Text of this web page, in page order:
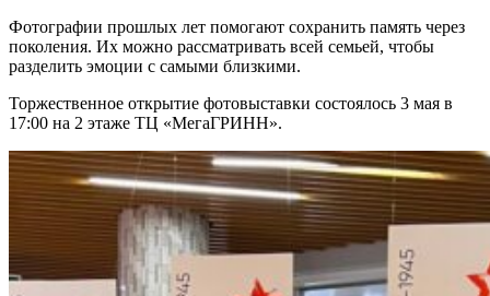
Фотографии прошлых лет помогают сохранить память через
поколения. Их можно рассматривать всей семьей, чтобы
разделить эмоции с самыми близкими.
Торжественное открытие фотовыставки состоялось 3 мая в
17:00 на 2 этаже ТЦ «МегаГРИНН».